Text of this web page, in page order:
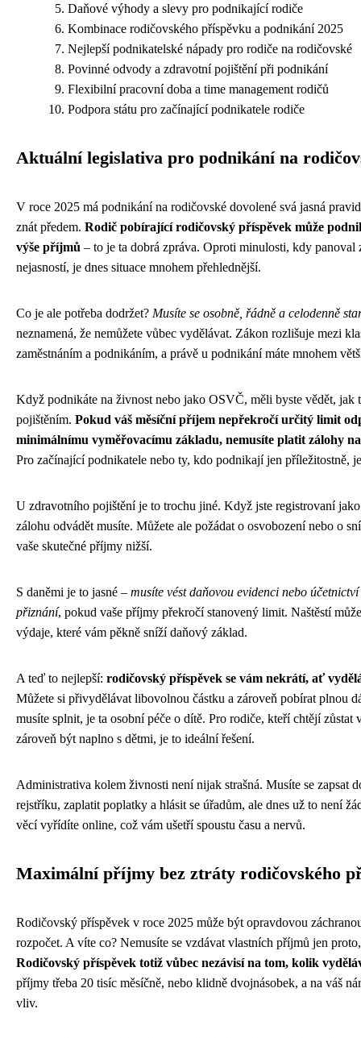
Daňové výhody a slevy pro podnikající rodiče
Kombinace rodičovského příspěvku a podnikání 2025
Nejlepší podnikatelské nápady pro rodiče na rodičovské
Povinné odvody a zdravotní pojištění při podnikání
Flexibilní pracovní doba a time management rodičů
Podpora státu pro začínající podnikatele rodiče
Aktuální legislativa pro podnikání na
V roce 2025 má podnikání na rodičovské dovolené svá jasná
znát předem. Rodič pobírající rodičovský příspěvek může
výše příjmů – to je ta dobrá zpráva. Oproti minulosti, kdy panoval
nejasností, je dnes situace mnohem přehlednější.
Co je ale potřeba dodržet? Musíte se osobně, řádně a celodenně
neznamená, že nemůžete vůbec vydělávat. Zákon rozlišuje mezi
zaměstnáním a podnikáním, a právě u podnikání máte mnohem
Když podnikáte na živnost nebo jako OSVČ, měli byste vědět, jak
pojištěním. Pokud váš měsíční příjem nepřekročí určitý limit
minimálnímu vyměřovacímu základu, nemusíte platit zálohy
Pro začínající podnikatele nebo ty, kdo podnikají jen příležitostně,
U zdravotního pojištění je to trochu jiné. Když jste registrovaní
zálohu odvádět musíte. Můžete ale požádat o osvobození nebo o
vaše skutečné příjmy nižší.
S daněmi je to jasné – musíte vést daňovou evidenci nebo
přiznání, pokud vaše příjmy překročí stanovený limit. Naštěstí
výdaje, které vám pěkně sníží daňový základ.
A teď to nejlepší: rodičovský příspěvek se vám nekrátí, ať
Můžete si přivydělávat libovolnou částku a zároveň pobírat plnou
musíte splnit, je ta osobní péče o dítě. Pro rodiče, kteří chtějí zůstat
zároveň být naplno s dětmi, je to ideální řešení.
Administrativa kolem živnosti není nijak strašná. Musíte se zapsat
rejstříku, zaplatit poplatky a hlásit se úřadům, ale dnes už to není
věcí vyřídíte online, což vám ušetří spoustu času a nervů.
Maximální příjmy bez ztráty rodičovského
Rodičovský příspěvek v roce 2025 může být opravdovou
rozpočet. A víte co? Nemusíte se vzdávat vlastních příjmů jen
Rodičovský příspěvek totiž vůbec nezávisí na tom, kolik
příjmy třeba 20 tisíc měsíčně, nebo klidně dvojnásobek, a na váš
vliv.